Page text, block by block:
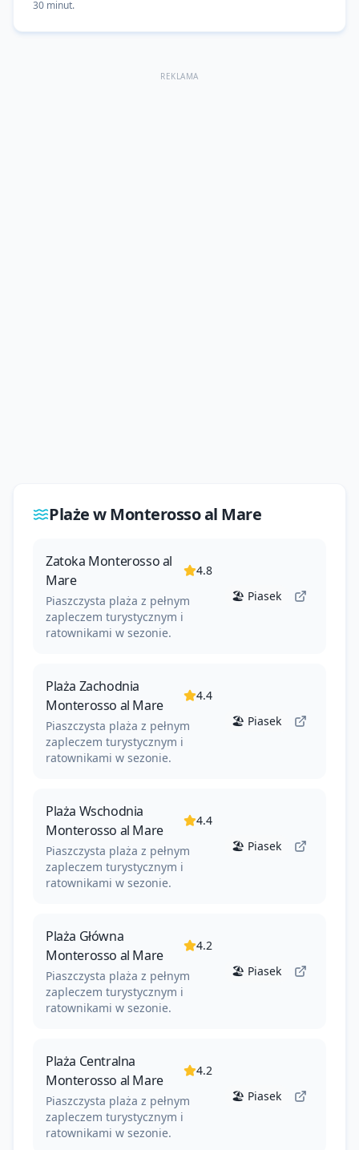
30 minut.
REKLAMA
Plaże wMonterosso al Mare
Zatoka Monterosso al
Mare
4.8
Piaszczysta plaża z pełnym
zapleczem turystycznym i
ratownikami w sezonie.
🏖️ Piasek
Plaża Zachodnia
Monterosso al Mare
4.4
Piaszczysta plaża z pełnym
zapleczem turystycznym i
ratownikami w sezonie.
🏖️ Piasek
Plaża Wschodnia
Monterosso al Mare
4.4
Piaszczysta plaża z pełnym
zapleczem turystycznym i
ratownikami w sezonie.
🏖️ Piasek
Plaża Główna
Monterosso al Mare
4.2
Piaszczysta plaża z pełnym
zapleczem turystycznym i
ratownikami w sezonie.
🏖️ Piasek
Plaża Centralna
Monterosso al Mare
4.2
Piaszczysta plaża z pełnym
zapleczem turystycznym i
ratownikami w sezonie.
🏖️ Piasek